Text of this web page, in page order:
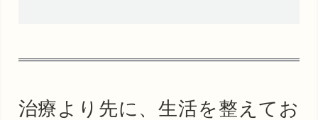
治療より先に、生活を整えてお